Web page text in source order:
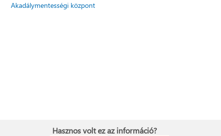
Akadálymentességi központ
Hasznos volt ez az információ?